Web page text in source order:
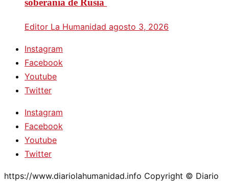
soberanía de Rusia
Editor La Humanidad agosto 3, 2026
Instagram
Facebook
Youtube
Twitter
Instagram
Facebook
Youtube
Twitter
https://www.diariolahumanidad.info Copyright © Diario